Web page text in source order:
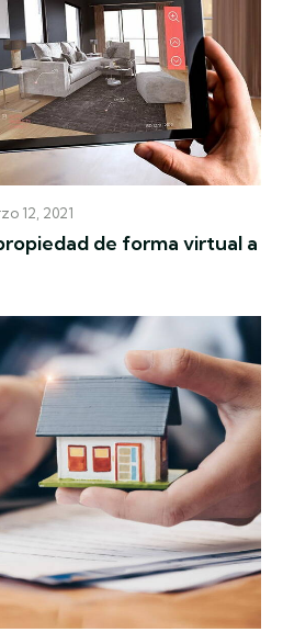
12, 2021
de forma virtual a